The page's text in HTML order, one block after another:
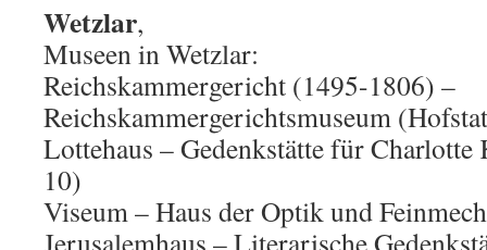
Wetzlar,
Museen in Wetzlar:
Reichskammergericht (1495-1806) –
Reichskammergerichtsmuseum
Lottehaus – Gedenkstätte für
10)
Viseum – Haus der Optik und
Jerusalemhaus – Literarische